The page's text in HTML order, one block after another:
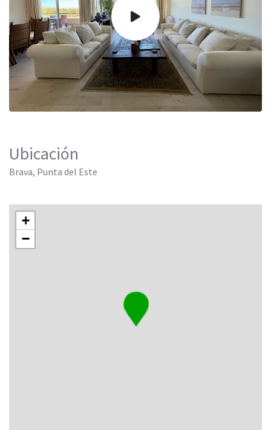
Ubicación
Brava, Punta del Este
+
−